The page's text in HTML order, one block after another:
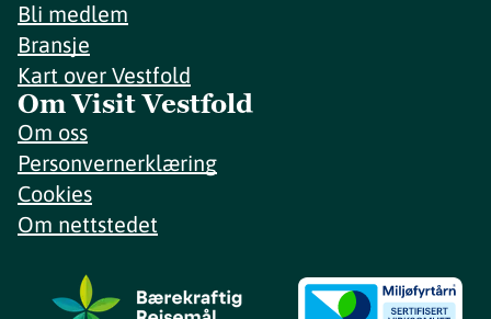
Bli medlem
Bransje
Kart over Vestfold
Om Visit Vestfold
Om oss
Personvernerklæring
Cookies
Om nettstedet